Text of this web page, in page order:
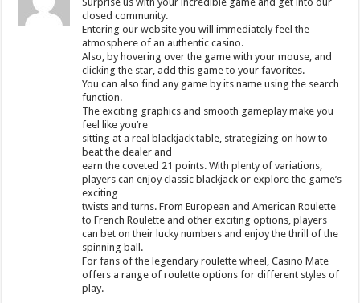
closed community.
Entering our website you will immediately feel the
atmosphere of an authentic casino.
Also, by hovering over the game with your mouse, and
clicking the star, add this game to your favorites.
You can also find any game by its name using the search
function.
The exciting graphics and smooth gameplay make you
feel like you’re
sitting at a real blackjack table, strategizing on how to
beat the dealer and
earn the coveted 21 points. With plenty of variations,
players can enjoy classic blackjack or explore the game’s
exciting
twists and turns. From European and American Roulette
to French Roulette and other exciting options, players
can bet on their lucky numbers and enjoy the thrill of the
spinning ball.
For fans of the legendary roulette wheel, Casino Mate
offers a range of roulette options for different styles of
play.